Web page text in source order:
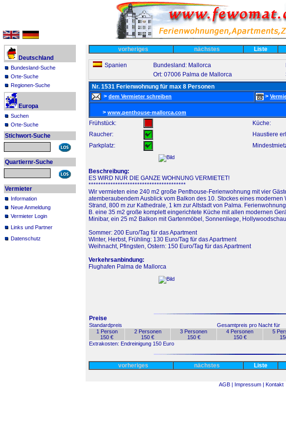
Deutschland
Bundesland-Suche
Orte-Suche
Regionen-Suche
Europa
Suchen
Orte-Suche
Stichwort-Suche
Quartiernr-Suche
Vermieter
Information
Neue Anmeldung
Vermieter Login
Links und Partner
Datenschutz
vorheriges nächstes Liste
Spanien Bundesland: Mallorca
Ort: 07006 Palma de Mallorca
Nr. 1531 Ferienwohnung für max 8 Personen
> dem Vermieter schreiben >
> www.penthouse-mallorca.com
Frühstück:
Küche:
Raucher:
Haustiere
Parkplatz:
Beschreibung:
ES WIRD NUR DIE GANZE WOHNUNG VERMIETET!
****************************************
Wir vermieten eine 240 m2 große Penthouse-Ferienwohnung mit vier
atemberaubendem Ausblick vom Balkon des 10. Stockes eines
Strand, 800 m zur Kathedrale, 1 km zur Altstadt von Palma.
B. eine 35 m2 große komplett eingerichtete Küche mit allen modernen
Minibar, ein 25 m2 Balkon mit Gartenmöbel, Sonnenliege,
Sommer: 200 Euro/Tag für das Apartment
Winter, Herbst, Frühling: 130 Euro/Tag für das Apartment
Weihnacht, Pfingsten, Ostern: 150 Euro/Tag für das Apartment
Verkehrsanbindung:
Flughafen Palma de Mallorca
Preise
Standardpreis
Gesamtpreis pro Nacht für
1 Person
150 €
2 Personen
150 €
3 Personen
150 €
4 Personen
150 €
5
Extrakosten: Endreinigung 150 Euro
vorheriges nächstes Liste
AGB | Impressum | Kontakt